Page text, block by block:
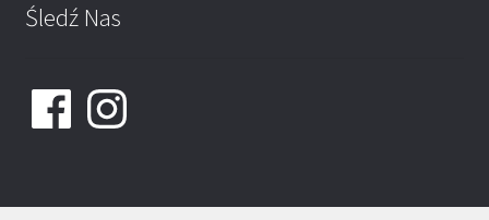
Śledź Nas
FacebookInstagram